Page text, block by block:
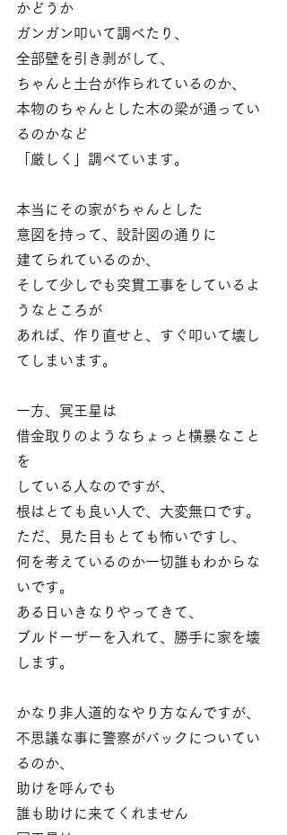
かどうか
ガンガン叩いて調べたり、
全部壁を引き剥がして、
ちゃんと土台が作られているのか、
本物のちゃんとした木の梁が通ってい
るのかなど
「厳しく」調べています。
本当にその家がちゃんとした
意図を持って、設計図の通りに
建てられているのか、
そして少しでも突貫工事をしているよ
うなところが
あれば、作り直せと、すぐ叩いて壊し
てしまいます。
一方、冥王星は
借金取りのようなちょっと横暴なこと
を
している人なのですが、
根はとても良い人で、大変無口です。
ただ、見た目もとても怖いですし、
何を考えているのか一切誰もわからな
いです。
ある日いきなりやってきて、
ブルドーザーを入れて、勝手に家を壊
します。
かなり非人道的なやり方なんですが、
不思議な事に警察がバックについてい
るのか、
助けを呼んでも
誰も助けに来てくれません